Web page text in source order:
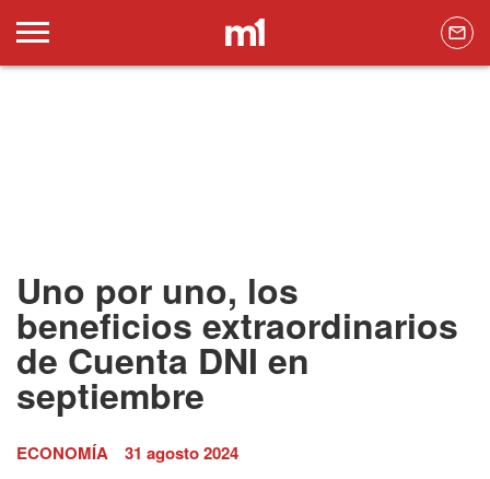
Uno por uno, los
beneficios extraordinarios
de Cuenta DNI en
septiembre
ECONOMÍA 31 agosto 2024